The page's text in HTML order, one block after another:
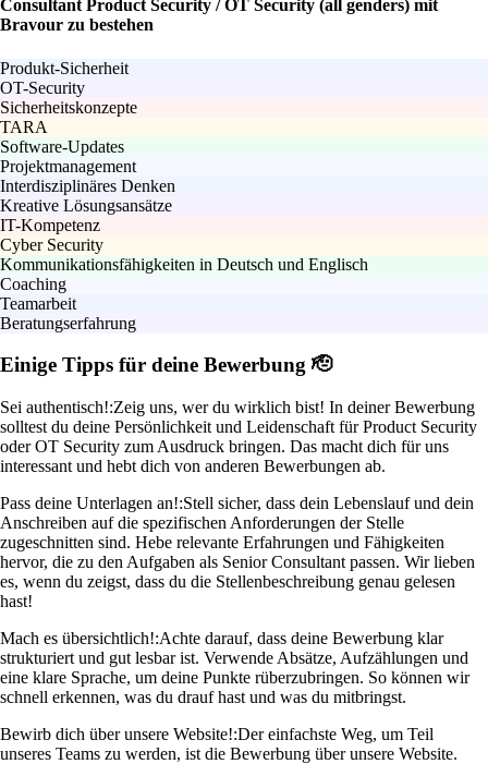
Consultant Product Security / OT Security (all genders) mit
Bravour zu bestehen
Produkt-Sicherheit
OT-Security
Sicherheitskonzepte
TARA
Software-Updates
Projektmanagement
Interdisziplinäres Denken
Kreative Lösungsansätze
IT-Kompetenz
Cyber Security
Kommunikationsfähigkeiten in Deutsch und Englisch
Coaching
Teamarbeit
Beratungserfahrung
Einige Tipps für deine Bewerbung 🫡
Sei authentisch!:Zeig uns, wer du wirklich bist! In deiner Bewerbung
solltest du deine Persönlichkeit und Leidenschaft für Product Security
oder OT Security zum Ausdruck bringen. Das macht dich für uns
interessant und hebt dich von anderen Bewerbungen ab.
Pass deine Unterlagen an!:Stell sicher, dass dein Lebenslauf und dein
Anschreiben auf die spezifischen Anforderungen der Stelle
zugeschnitten sind. Hebe relevante Erfahrungen und Fähigkeiten
hervor, die zu den Aufgaben als Senior Consultant passen. Wir lieben
es, wenn du zeigst, dass du die Stellenbeschreibung genau gelesen
hast!
Mach es übersichtlich!:Achte darauf, dass deine Bewerbung klar
strukturiert und gut lesbar ist. Verwende Absätze, Aufzählungen und
eine klare Sprache, um deine Punkte rüberzubringen. So können wir
schnell erkennen, was du drauf hast und was du mitbringst.
Bewirb dich über unsere Website!:Der einfachste Weg, um Teil
unseres Teams zu werden, ist die Bewerbung über unsere Website.